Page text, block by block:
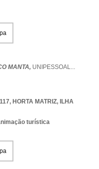
MANTA, UNIPESSOAL...
, HORTA MATRIZ, ILHA
turística